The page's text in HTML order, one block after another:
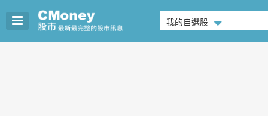
我的自選股